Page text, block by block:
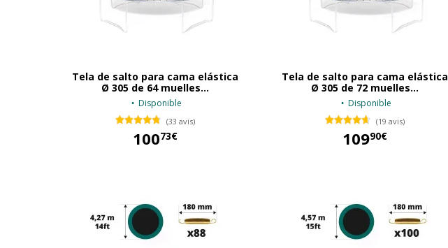
Tela de salto para cama elástica
Ø 305 de 64 muelles...
Disponible
(33 avis)
10073€
Tela de salto para cama elástica
Ø 305 de 72 muelles...
Disponible
(19 avis)
10990€